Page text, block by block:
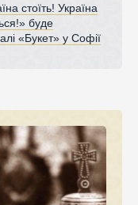
стоїть! Україна
буде
«Букет» у Софії